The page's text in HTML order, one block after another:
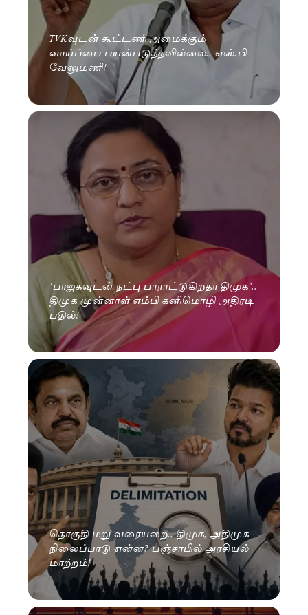
TVKவுடன் கூட்டணி அமைக்கும்
வாய்ப்பை பயன்படுத்தவில்லை.. எஸ்.பி
வேலுமணி!
‘பாஜகவுடன் நட்பு பாராட்டுகிறதா திமுக’..
திமுக முன்னாள் எம்பி கனிமொழி அதிரடி
பதில்!
தொகுதி மறு வரையறை.. திமுக, அதிமுக
நிலைப்பாடு என்ன? பஞ்சாபில் அரசியல்
மாற்றம்!